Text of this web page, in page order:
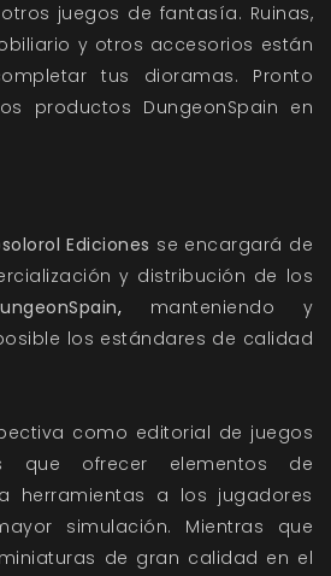
juegos de fantasía. Ruinas,
y otros accesorios están
tus dioramas. Pronto
productos DungeonSpain en
Ediciones se encargará de
y distribución de los
, manteniendo y
los estándares de calidad
como editorial de juegos
que ofrecer elementos de
herramientas a los jugadores
simulación. Mientras que
de gran calidad en el